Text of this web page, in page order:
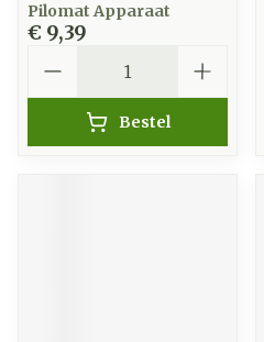
Pilomat Apparaat
€ 9,39
Bestel